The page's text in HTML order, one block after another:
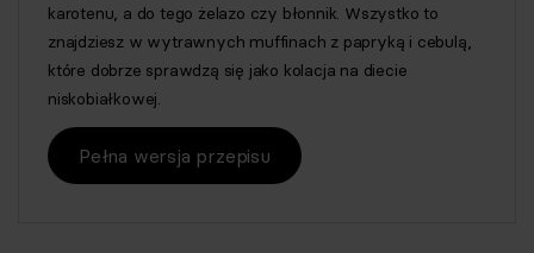
karotenu, a do tego żelazo czy błonnik. Wszystko to
znajdziesz w wytrawnych muffinach z papryką i cebulą,
które dobrze sprawdzą się jako kolacja na diecie
niskobiałkowej.
Pełna wersja przepisu